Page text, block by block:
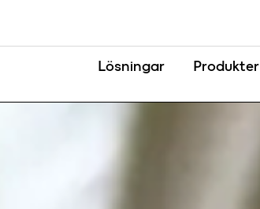
Lösningar Produkter